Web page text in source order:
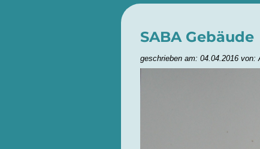
SABA Gebäude
geschrieben am: 04.04.2016 von: